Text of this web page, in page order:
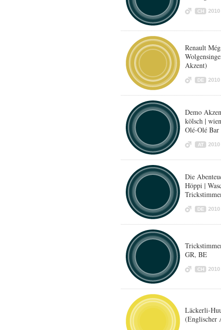
CH 2010
Renault
Akzent)
DE 2010
Demo
kölsch |
Olé-Olé Bar
AT 2010
Die
Höppi |
DE 2010
GR, BE
CH 2010
Läckerli-
(Englischer